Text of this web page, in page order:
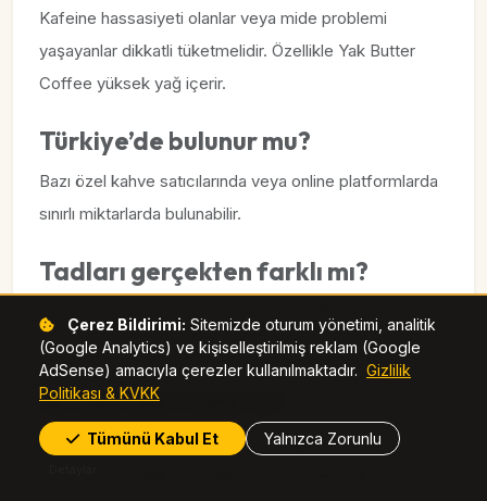
Kafeine hassasiyeti olanlar veya mide problemi
yaşayanlar dikkatli tüketmelidir. Özellikle Yak Butter
Coffee yüksek yağ içerir.
Türkiye’de bulunur mu?
Bazı özel kahve satıcılarında veya online platformlarda
sınırlı miktarlarda bulunabilir.
Tadları gerçekten farklı mı?
içim hissi klasik kahvelerden belirgin şekilde ayrılır.
Bu kahveler helal mi?
Üretim sürecine ve sertifikalara bağlıdır. Satın almadan
Çerez Bildirimi: Sitemizde oturum yönetimi, analitik
(Google Analytics) ve kişiselleştirilmiş reklam (Google
AdSense) amacıyla çerezler kullanılmaktadır. Gizlilik
Politikası & KVKK
Tümünü Kabul Et Yalnızca Zorunlu